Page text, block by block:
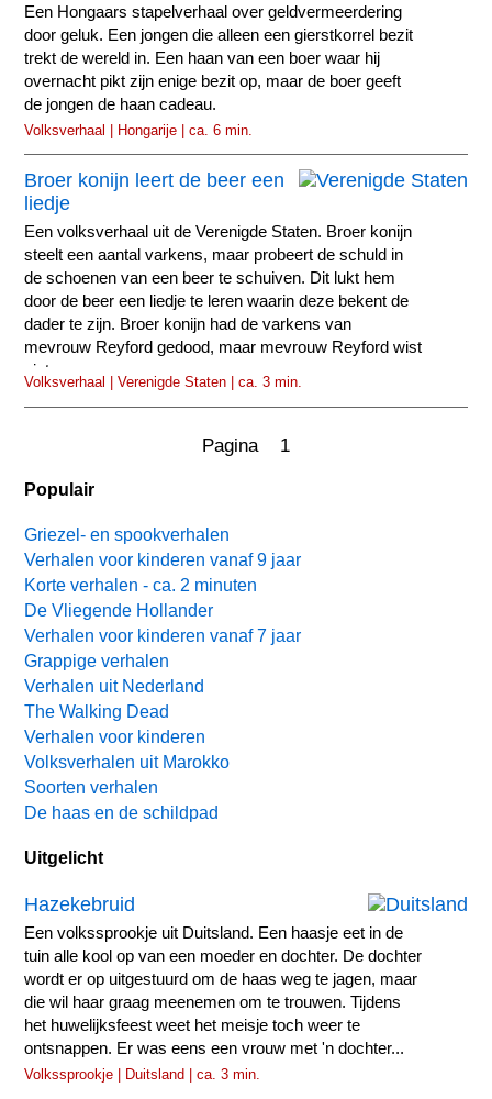
Een Hongaars stapelverhaal over geldvermeerdering
door geluk. Een jongen die alleen een gierstkorrel bezit
trekt de wereld in. Een haan van een boer waar hij
overnacht pikt zijn enige bezit op, maar de boer geeft
de jongen de haan cadeau.
Volksverhaal | Hongarije | ca. 6 min.
Broer konijn leert de beer een
liedje
Een volksverhaal uit de Verenigde Staten. Broer konijn
steelt een aantal varkens, maar probeert de schuld in
de schoenen van een beer te schuiven. Dit lukt hem
door de beer een liedje te leren waarin deze bekent de
dader te zijn. Broer konijn had de varkens van
mevrouw Reyford gedood, maar mevrouw Reyford wist
niet...
Volksverhaal | Verenigde Staten | ca. 3 min.
Pagina 1
Populair
Griezel- en spookverhalen
Verhalen voor kinderen vanaf 9 jaar
Korte verhalen - ca. 2 minuten
De Vliegende Hollander
Verhalen voor kinderen vanaf 7 jaar
Grappige verhalen
Verhalen uit Nederland
The Walking Dead
Verhalen voor kinderen
Volksverhalen uit Marokko
Soorten verhalen
De haas en de schildpad
Uitgelicht
Hazekebruid
Een volkssprookje uit Duitsland. Een haasje eet in de
tuin alle kool op van een moeder en dochter. De dochter
wordt er op uitgestuurd om de haas weg te jagen, maar
die wil haar graag meenemen om te trouwen. Tijdens
het huwelijksfeest weet het meisje toch weer te
ontsnappen. Er was eens een vrouw met 'n dochter...
Volkssprookje | Duitsland | ca. 3 min.